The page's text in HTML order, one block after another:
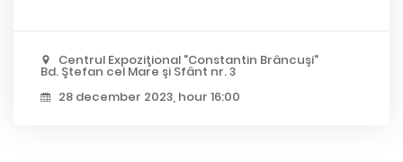
Centrul Expoziţional "Constantin Brâncuşi"
Bd. Ştefan cel Mare şi Sfânt nr. 3
28 december 2023, hour 16:00